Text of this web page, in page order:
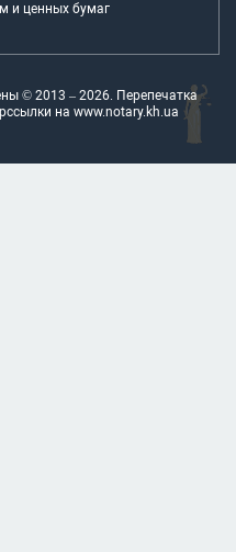
и ценных бумаг
© 2013 – 2026. Перепечатка
на www.notary.kh.ua